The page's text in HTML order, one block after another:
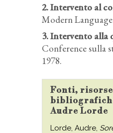
2. Intervento al
Modern
3. Intervento alla
Conference sulla
1978.
Fonti, risorse
Audre Lorde
Lorde, Audre,